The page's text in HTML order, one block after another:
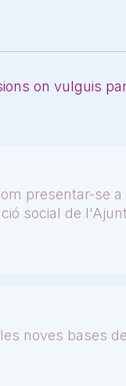
on vulguis
presentar-se
social de
noves bases